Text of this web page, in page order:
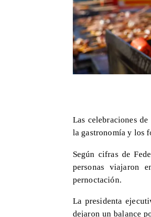
Las celebraciones
la gastronomía y los
Según cifras de
personas viajaron
pernoctación.
La presidenta
dejaron un balance